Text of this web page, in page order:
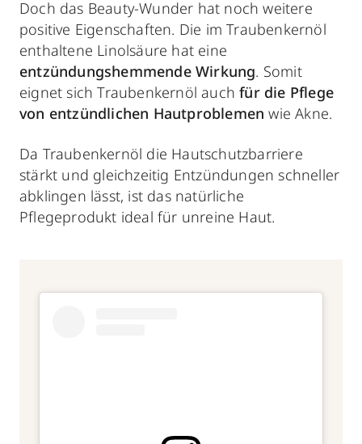
Doch das Beauty-Wunder hat noch weitere
positive Eigenschaften. Die im Traubenkernöl
enthaltene Linolsäure hat eine
entzündungshemmende Wirkung. Somit
eignet sich Traubenkernöl auchfür die Pflege
von entzündlichen Hautproblemen wie Akne.
Da Traubenkernöl die Hautschutzbarriere
stärkt und gleichzeitig Entzündungen schneller
abklingen lässt, ist das natürliche
Pflegeprodukt ideal für unreine Haut.